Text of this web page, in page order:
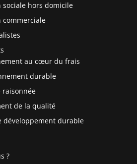
sociale hors domicile
commerciale
au cœur du frais
durable
raisonnée
de la qualité
développement durable
?